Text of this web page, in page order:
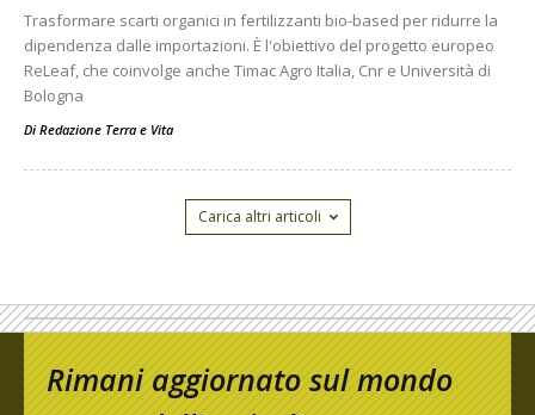
Trasformare scarti organici in fertilizzanti bio-based per ridurre la
dipendenza dalle importazioni. È l'obiettivo del progetto europeo
ReLeaf, che coinvolge anche Timac Agro Italia, Cnr e Università di
Bologna
Di Redazione Terra e Vita
Carica altri articoli
Rimani aggiornato sul mondo